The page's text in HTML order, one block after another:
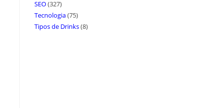
SEO(327)
Tecnologia(75)
Tipos de Drinks(8)